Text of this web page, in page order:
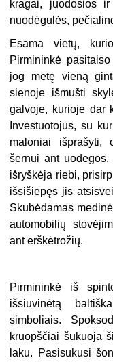
kragai, juodosios
nuodėgulės,
Esama vietų,
Pirmininkė
jog metę vieną
sienoje išmušti
galvoje, kurioje dar
Investuotojus, su
maloniai išprašyti,
šernui ant
išryškėja riebi,
išsišiepęs jis
Skubėdamas
automobilių
ant erškėtrožių.
Pirmininkė iš
išsiuvinėtą
simboliais.
kruopščiai šukuoja
laku. Pasisukusi